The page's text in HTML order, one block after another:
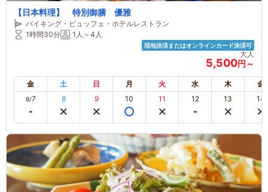
【日本料理】 特別御膳 優雅
バイキング・ビュッフェ・ホテルレストラン
1時間30分
1人～4人
現地決済またはオンラインカード決済可
大人
5,500円～
金 土 日 月 火 水 木 金
8/7 8 9 10 11 12 13 14